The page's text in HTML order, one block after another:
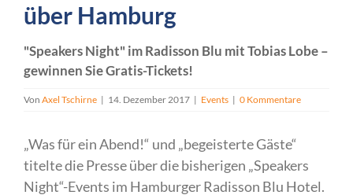
über Hamburg
"Speakers Night" im Radisson Blu mit Tobias Lobe –
gewinnen Sie Gratis-Tickets!
Von Axel Tschirne | 14. Dezember 2017 | Events | 0 Kommentare
„Was für ein Abend!“ und „begeisterte Gäste“
titelte die Presse über die bisherigen „Speakers
Night“-Events im Hamburger Radisson Blu Hotel.